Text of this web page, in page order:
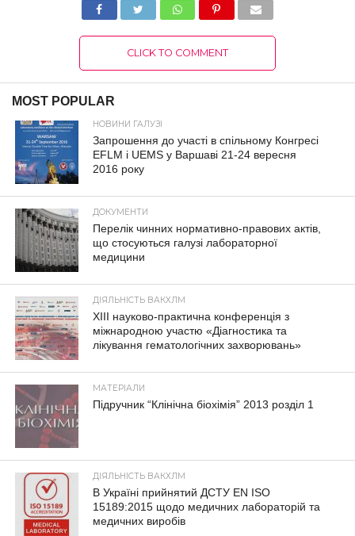
CLICK TO COMMENT
MOST POPULAR
НОВИНИ ГАЛУЗІ
Запрошення до участі в спільному Конгресі
EFLM і UEMS у Варшаві 21-24 вересня
2016 року
ДОКУМЕНТИ
Перелік чинних нормативно-правових актів,
що стосуються галузі лабораторної
медицини
ДІЯЛЬНІСТЬ ВАКХЛМ
XIII науково-практична конференція з
міжнародною участю «Діагностика та
лікування гематологічних захворювань»
МАТЕРІАЛИ
Підручник “Клінічна біохімія” 2013 розділ 1
ДІЯЛЬНІСТЬ ВАКХЛМ
В Україні прийнятий ДСТУ EN ISO
15189:2015 щодо медичних лабораторій та
медичних виробів